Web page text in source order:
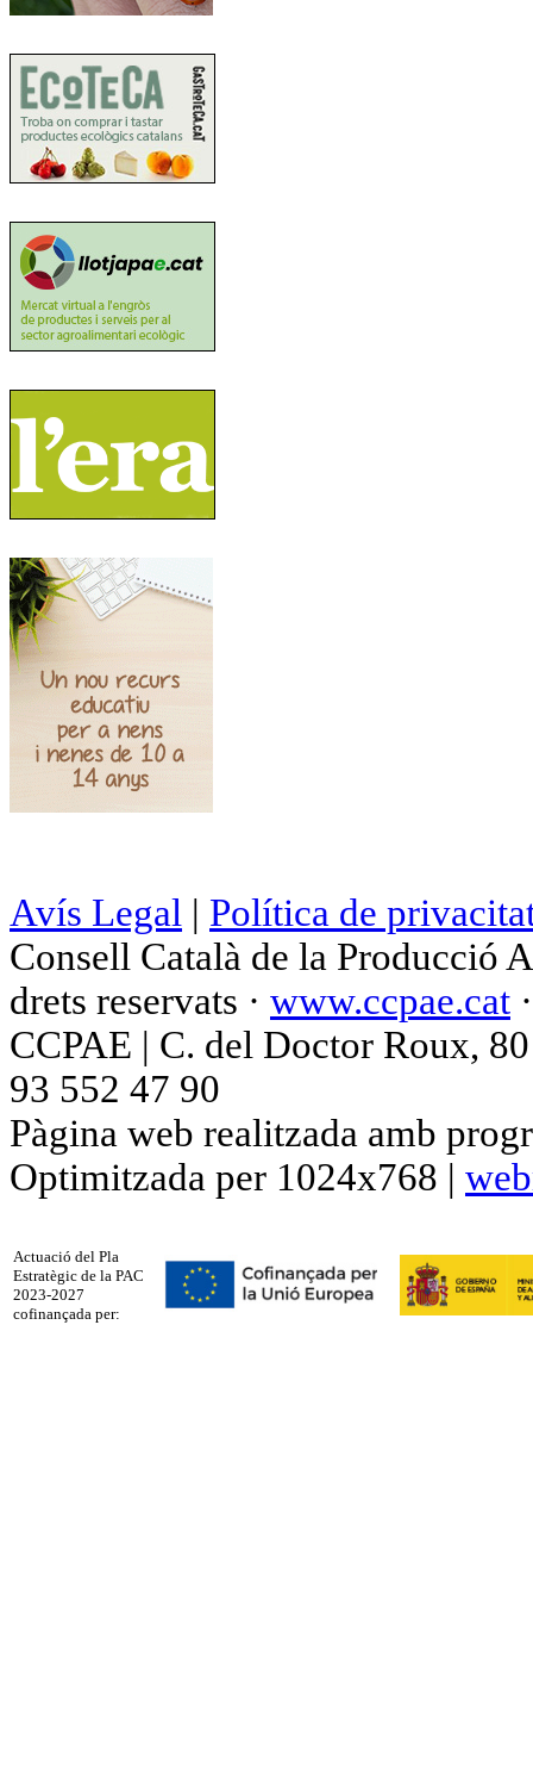
Avís Legal | Política de
Consell Català de la Producció
drets reservats · www.ccpae.cat
CCPAE | C. del Doctor Roux,
93 552 47 90
Pàgina web realitzada amb
Optimitzada per 1024x768 |
Actuació del Pla
Estratègic de la PAC
2023-2027
cofinançada per: